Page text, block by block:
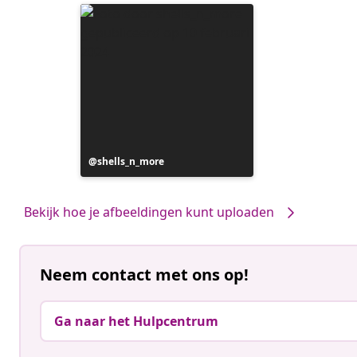
Bericht
gepubliceerd
shells_n_more
Bekijk hoe je afbeeldingen kunt uploaden
Neem contact met ons op!
Ga naar het Hulpcentrum